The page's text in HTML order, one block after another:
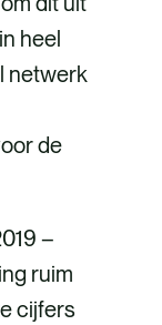
heel
netwerk
de
–
ruim
cijfers